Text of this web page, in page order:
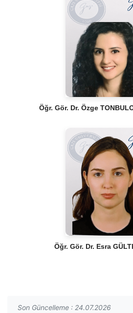
Öğr. Gör. Dr. Özge
Öğr. Gör. Dr. Esra
Son Güncelleme : 24.07.2026